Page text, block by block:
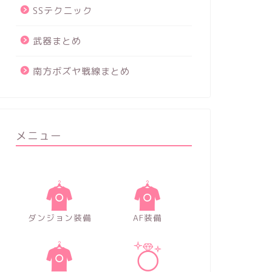
SSテクニック
武器まとめ
南方ボズヤ戦線まとめ
メニュー
ダンジョン装備 AF装備